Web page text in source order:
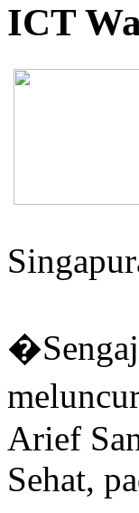
ICT
Arief
Sehat,